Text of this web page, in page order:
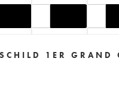
1ER GRAND